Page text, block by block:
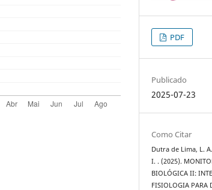
PDF
Publicado
2025-07-23
Como Citar
Dutra de Lima, L.
I. . (2025).
BIOLÓGICA II:
FISIOLOGIA PARA